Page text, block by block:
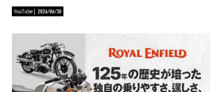
YouTube 2026/06/30